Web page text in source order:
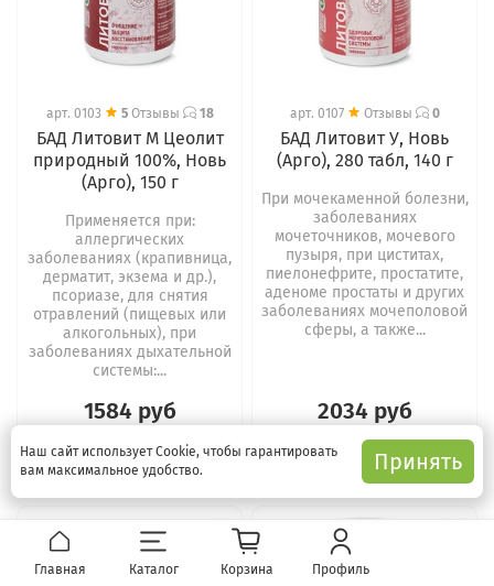
арт. 0103 5Отзывы 18
БАД Литовит М Цеолит
природный 100%, Новь
(Арго), 150 г
Применяется при:
аллергических
заболеваниях (крапивница,
дерматит, экзема и др.),
псориазе, для снятия
отравлений (пищевых или
алкогольных), при
заболеваниях дыхательной
системы:...
1584 руб
В корзину
арт. 0107 Отзывы 0
БАД Литовит У, Новь
(Арго), 280 табл, 140 г
При мочекаменной болезни,
заболеваниях
мочеточников, мочевого
пузыря, при циститах,
пиелонефрите, простатите,
аденоме простаты и других
заболеваниях мочеполовой
сферы, а также...
2034 руб
В корзину
Главная Каталог Корзина Профиль
Наш сайт использует Cookie, чтобы гарантировать
вам максимальное удобство.
Принять